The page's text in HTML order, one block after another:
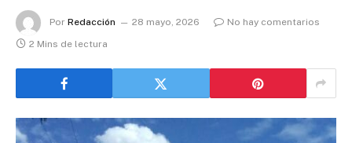
Por Redacción 28 mayo, 2026
No hay comentarios
2 Mins de lectura